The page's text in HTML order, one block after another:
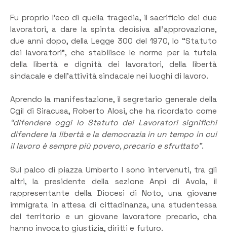
Fu proprio l’eco di quella tragedia, il sacrificio dei due
lavoratori, a dare la spinta decisiva all’approvazione,
due anni dopo, della Legge 300 del 1970, lo “Statuto
dei lavoratori”, che stabilisce le norme per la tutela
della libertà e dignità dei lavoratori, della libertà
sindacale e dell’attività sindacale nei luoghi di lavoro.
Aprendo la manifestazione, il segretario generale della
Cgil di Siracusa, Roberto Alosi, che ha ricordato come
“difendere oggi lo Statuto dei Lavoratori significhi
difendere la libertà e la democrazia in un tempo in cui
il lavoro è sempre più povero, precario e sfruttato”.
Sul palco di piazza Umberto I sono intervenuti, tra gli
altri, la presidente della sezione Anpi di Avola, il
rappresentante della Diocesi di Noto, una giovane
immigrata in attesa di cittadinanza, una studentessa
del territorio e un giovane lavoratore precario, cha
hanno invocato giustizia, diritti e futuro.